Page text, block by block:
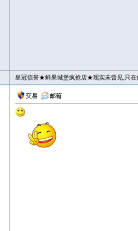
皇冠信誉★鲜果城堡疯抢店★现实未曾见,只在